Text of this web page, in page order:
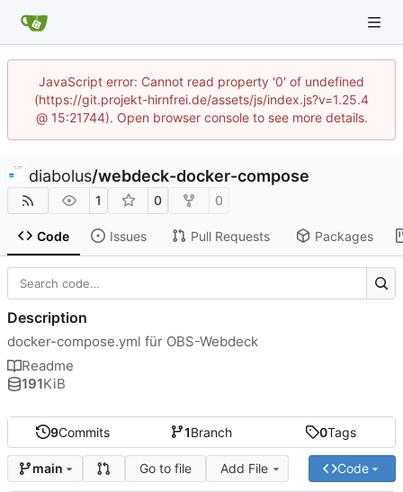
JavaScript error: Cannot read property '0' of undefined
(https://git.projekt-hirnfrei.de/assets/js/index.js?v=1.25.4
@ 15:21744). Open browser console to see more details.
diabolus/webdeck-docker-compose
1 0 0
Code Issues Pull Requests Packages
9Commits 1Branch 0Tags
main Go to file Add File Code
Description
docker-compose.yml für OBS-Webdeck
Readme
191KiB